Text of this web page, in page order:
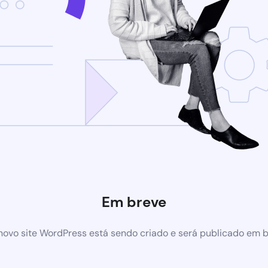
Em breve
site WordPress está sendo criado e será publicado em